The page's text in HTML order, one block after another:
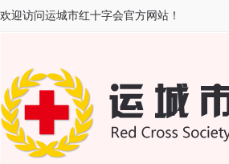
欢迎访问运城市红十字会官方网站！